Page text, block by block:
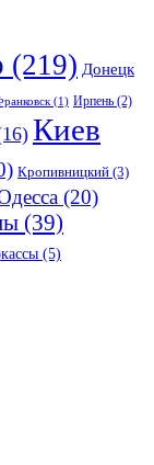
(219) Донецк
(1) Ирпень (2)
Киев
Кропивницкий (3)
(20)
(39)
(5)